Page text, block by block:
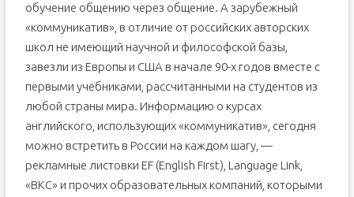
обучение общению через общение. А зарубежный
«коммуникатив», в отличие от российских авторских
школ не имеющий научной и философской базы,
завезли из Европы и США в начале 90-х годов вместе с
первыми учебниками, рассчитанными на студентов из
любой страны мира. Информацию о курсах
английского, использующих «коммуникатив», сегодня
можно встретить в России на каждом шагу, —
рекламные листовки EF (English First), Language Link,
«ВКС» и прочих образовательных компаний, которыми